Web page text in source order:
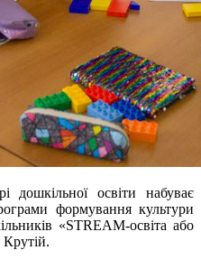
дошкільної освіти набуває
формування культури
«STREAM-освіта або